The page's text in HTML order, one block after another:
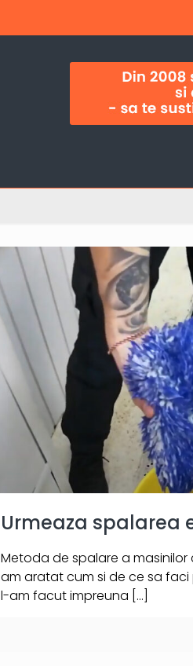
Urmeaza spalarea
Metoda de spalare a
am aratat cum si de ce sa faci
l-am facut impreuna […]